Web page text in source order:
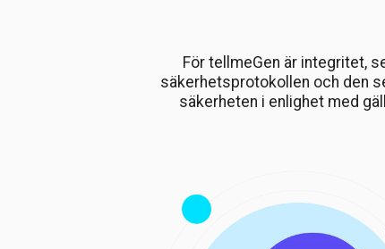
För tellmeGen är integritet,
säkerhetsprotokollen och den
säkerheten i enlighet med